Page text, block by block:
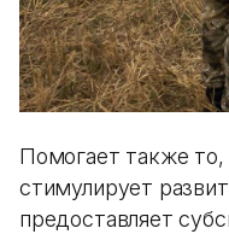
Помогает также то,
стимулирует
предоставляет